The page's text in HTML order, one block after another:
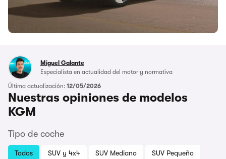
Miguel Galante
Especialista en actualidad del motor y normativa
Última actualización: 12/05/2026
Nuestras opiniones de modelos
KGM
Tipo de coche
Todos SUV y 4x4 SUV Mediano SUV Pequeño